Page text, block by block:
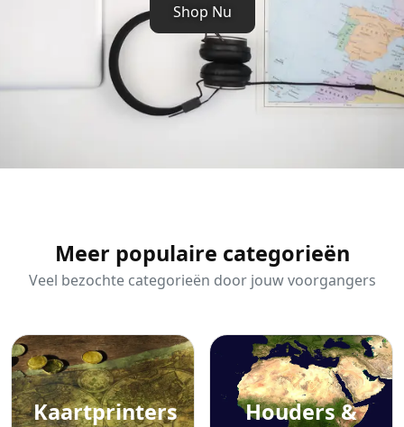
Shop Nu
Meer populaire categorieën
Veel bezochte categorieën door jouw voorgangers
Kaartprinters
Houders &